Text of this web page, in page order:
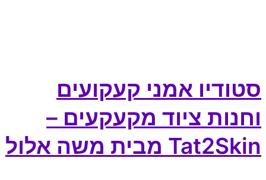
סטודיו אמני קעקועים
וחנות ציוד מקעקעים –
Tat2Skin מבית משה אלול